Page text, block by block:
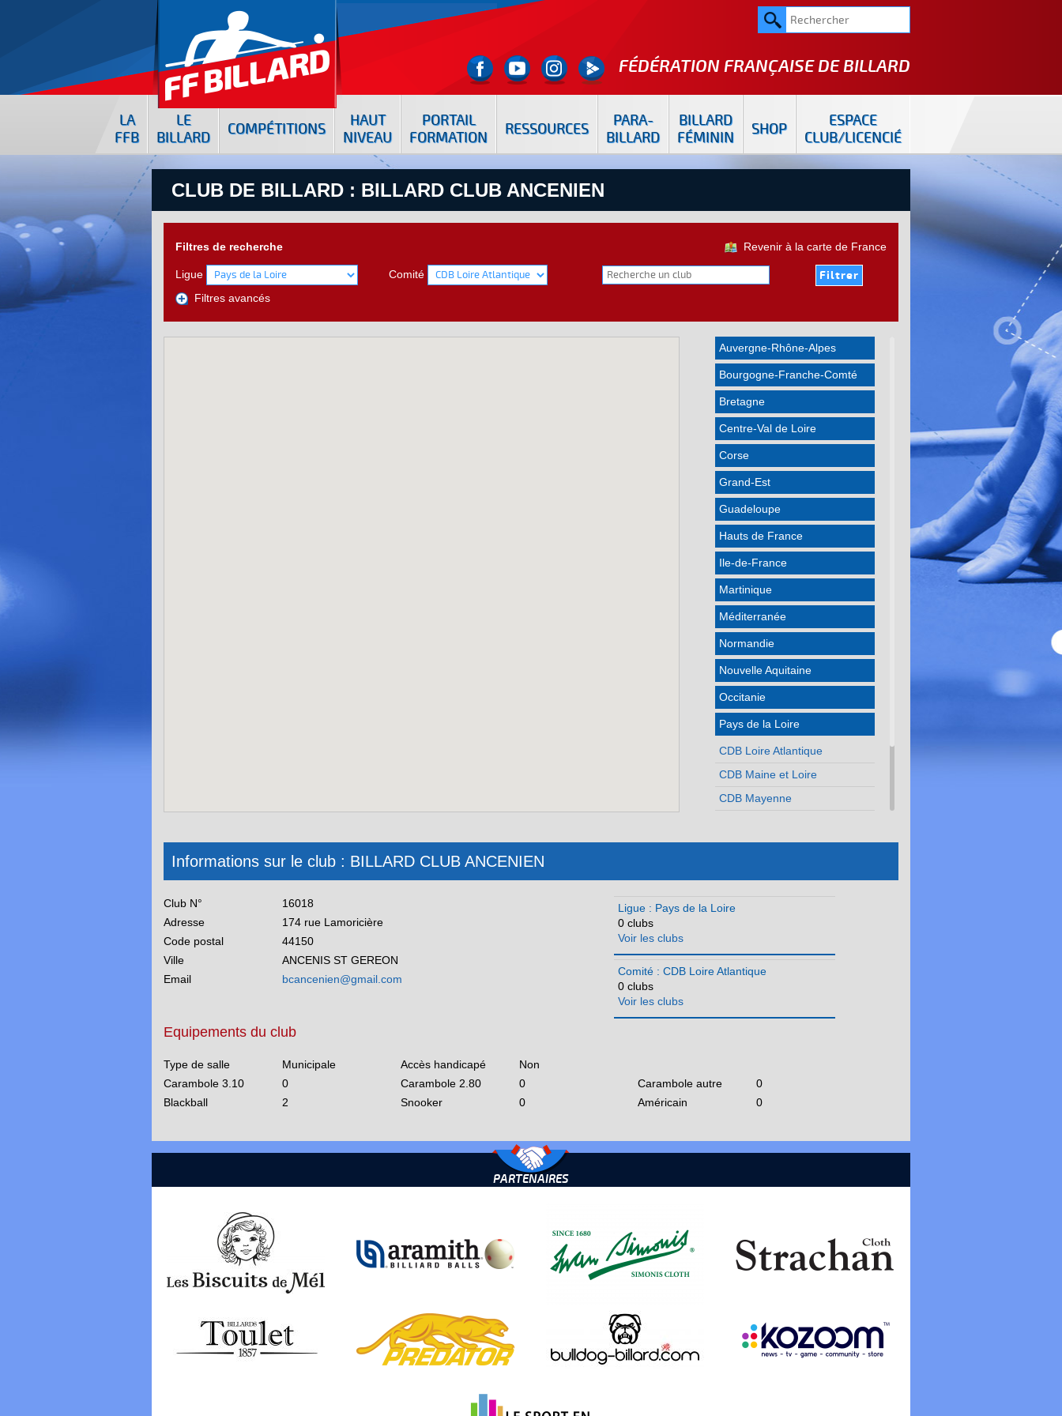
FÉDÉRATION FRANÇAISE DEBILLARD
LA
FFB
LE
BILLARD
COMPÉTITIONS
HAUT
NIVEAU
PORTAIL
FORMATION
RESSOURCES
PARA-
BILLARD
BILLARD
FÉMININ
SHOP
ESPACE
CLUB/LICENCIÉ
CLUB DE BILLARD : BILLARD CLUB ANCENIEN
Filtres de recherche Revenir à la carte de France
Ligue
Comité
Filtres avancés
Auvergne-Rhône-Alpes
Bourgogne-Franche-Comté
Bretagne
Centre-Val de Loire
Corse
Grand-Est
Guadeloupe
Hauts de France
Ile-de-France
Martinique
Méditerranée
Normandie
Nouvelle Aquitaine
Occitanie
Pays de la Loire
CDB Loire Atlantique
CDB Maine et Loire
CDB Mayenne
CDB Vendée
Informations sur le club : BILLARD CLUB ANCENIEN
Club N°
16018
Adresse
174 rue Lamoricière
Code postal
44150
Ville
ANCENIS ST GEREON
Email
bcancenien@gmail.com
Ligue : Pays de la Loire
0 clubs
Voir les clubs
Comité : CDB Loire Atlantique
0 clubs
Voir les clubs
Equipements du club
Type de salle Municipale Accès handicapé
Non
Carambole 3.10
0 Carambole 2.80 0 Carambole autre
0
Blackball
2 Snooker 0 Américain 0
PARTENAIRES